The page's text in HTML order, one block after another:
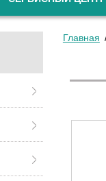
Главная